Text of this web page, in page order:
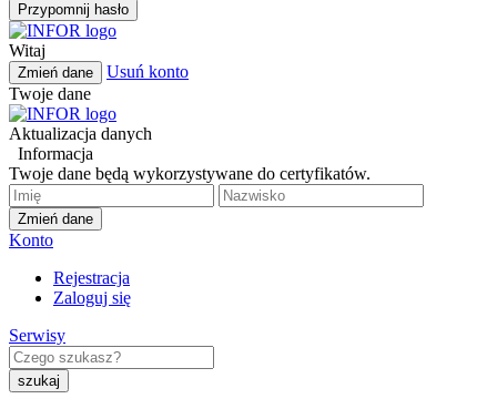
Przypomnij hasło
Witaj
Zmień dane
Usuń konto
Twoje dane
Aktualizacja danych
Informacja
Twoje dane będą wykorzystywane do certyfikatów.
Zmień dane
Konto
Rejestracja
Zaloguj się
Serwisy